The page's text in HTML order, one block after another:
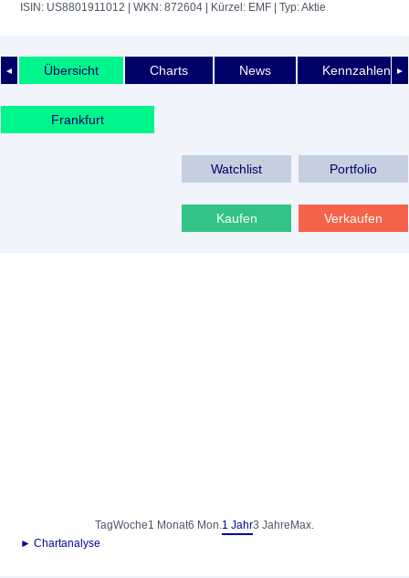
ISIN: US8801911012 | WKN: 872604 | Kürzel: EMF | Typ: Aktie
◄ ►
Übersicht Charts News Kennzahlen
Frankfurt
Watchlist Portfolio
Kaufen Verkaufen
TagWoche1 Monat6 Mon.1 Jahr3 Jahre Max.
► Chartanalyse